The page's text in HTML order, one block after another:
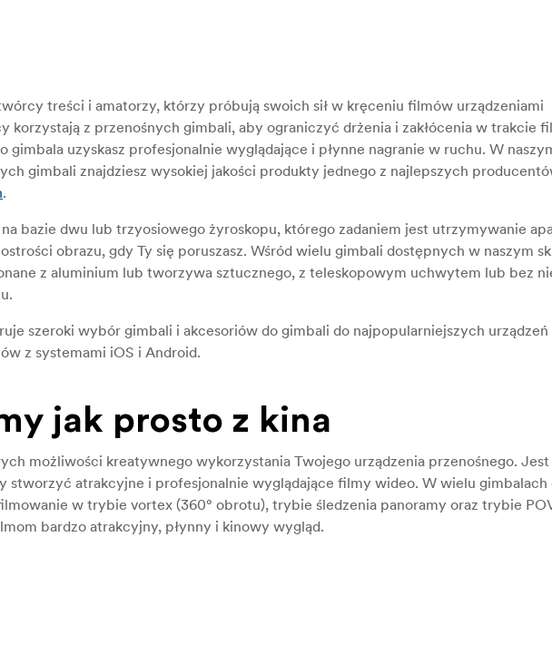
treści i amatorzy, którzy próbują swoich sił w kręceniu filmów urządzeniami
korzystają z przenośnych gimbali, aby ograniczyć drżenia i zakłócenia w trakcie
gimbala uzyskasz profesjonalnie wyglądające i płynne nagranie w ruchu. W
gimbali znajdziesz wysokiej jakości produkty jednego z najlepszych
.
bazie dwu lub trzyosiowego żyroskopu, którego zadaniem jest utrzymywanie
obrazu, gdy Ty się poruszasz. Wśród wielu gimbali dostępnych w naszym
z aluminium lub tworzywa sztucznego, z teleskopowym uchwytem lub bez
szeroki wybór gimbali i akcesoriów do gimbali do najpopularniejszych urządzeń
z systemami iOS i Android.
jak prosto z kina
możliwości kreatywnego wykorzystania Twojego urządzenia przenośnego.
stworzyć atrakcyjne i profesjonalnie wyglądające filmy wideo. W wielu gimbalach
w trybie vortex (360° obrotu), trybie śledzenia panoramy oraz trybie
bardzo atrakcyjny, płynny i kinowy wygląd.